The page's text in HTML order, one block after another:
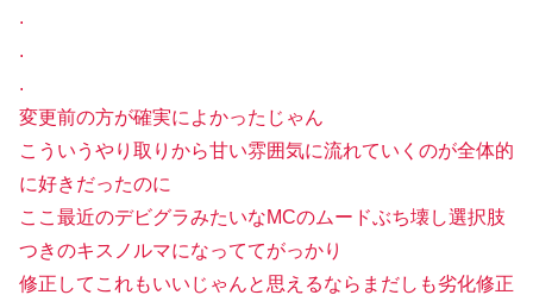
.
.
.
変更前の方が確実によかったじゃん
こういうやり取りから甘い雰囲気に流れていくのが全体的
に好きだったのに
ここ最近のデビグラみたいなMCのムードぶち壊し選択肢
つきのキスノルマになっててがっかり
修正してこれもいいじゃんと思えるならまだしも劣化修正